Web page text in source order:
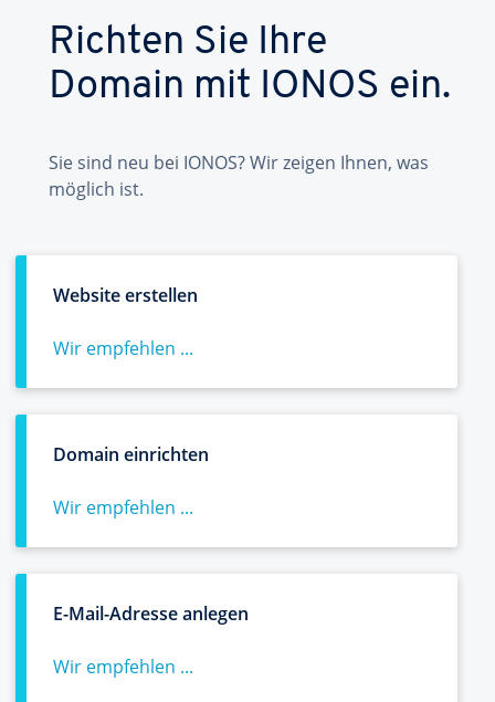
Richten Sie Ihre
Domain mit IONOS ein.
Sie sind neu bei IONOS? Wir zeigen Ihnen, was
möglich ist.
Website erstellen
Wir empfehlen ...
Domain einrichten
Wir empfehlen ...
E-Mail-Adresse anlegen
Wir empfehlen ...